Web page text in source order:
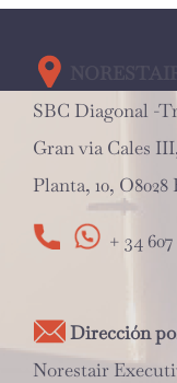
SBC Diagonal -
Gran via Cales
Planta, 10,
+ 34
Dirección
Norestair